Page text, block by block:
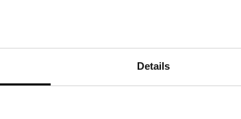
Details